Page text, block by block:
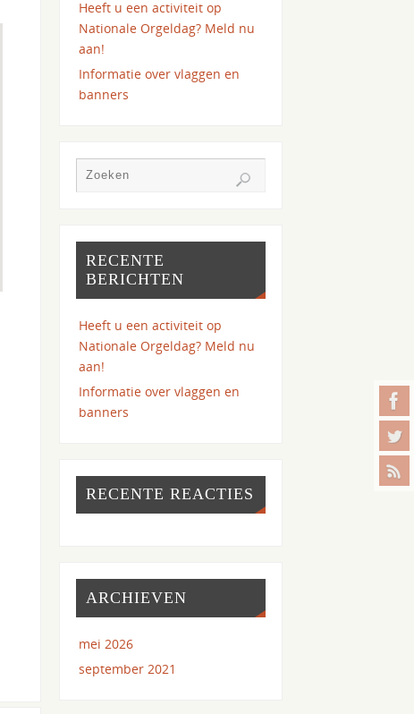
Heeft u een activiteit op
Nationale Orgeldag? Meld nu
aan!
Informatie over vlaggen en
banners
RECENTE
BERICHTEN
Heeft u een activiteit op
Nationale Orgeldag? Meld nu
aan!
Informatie over vlaggen en
banners
RECENTE REACTIES
ARCHIEVEN
mei 2026
september 2021